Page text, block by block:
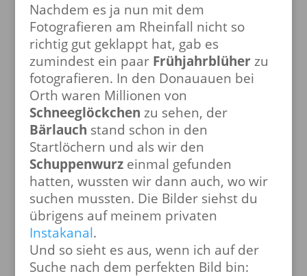
Nachdem es ja nun mit dem
Fotografieren am Rheinfall nicht so
richtig gut geklappt hat, gab es
zumindest ein paar Frühjahrblüherzu
fotografieren. In den Donauauen bei
Orth waren Millionen von
Schneeglöckchen zu sehen, der
Bärlauch stand schon in den
Startlöchern und als wir den
Schuppenwurzeinmal gefunden
hatten, wussten wir dann auch, wo wir
suchen mussten. Die Bilder siehst du
übrigens auf meinem privaten
Instakanal.
Und so sieht es aus, wenn ich auf der
Suche nach dem perfekten Bild bin: